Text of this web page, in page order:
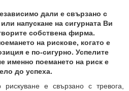
дали е свързано с
напускане на сигурната Ви
собствена фирма.
на рискове, когато е
е по-сигурно. Успелите
именно поемането на риск е
до успеха.
е свързано с тревога,